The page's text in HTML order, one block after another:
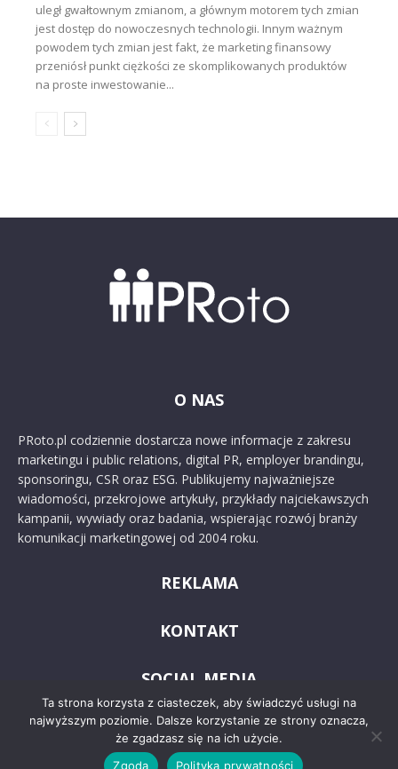
uległ gwałtownym zmianom, a głównym motorem tych zmian
jest dostęp do nowoczesnych technologii. Innym ważnym
powodem tych zmian jest fakt, że marketing finansowy
przeniósł punkt ciężkości ze skomplikowanych produktów
na proste inwestowanie...
O NAS
PRoto.pl codziennie dostarcza nowe informacje z zakresu
marketingu i public relations, digital PR, employer brandingu,
sponsoringu, CSR oraz ESG. Publikujemy najważniejsze
wiadomości, przekrojowe artykuły, przykłady najciekawszych
kampanii, wywiady oraz badania, wspierając rozwój branży
komunikacji marketingowej od 2004 roku.
REKLAMA
KONTAKT
SOCIAL MEDIA
Ta strona korzysta z ciasteczek, aby świadczyć usługi na
najwyższym poziomie. Dalsze korzystanie ze strony oznacza,
że zgadzasz się na ich użycie.
Zgoda
Polityka prywatności